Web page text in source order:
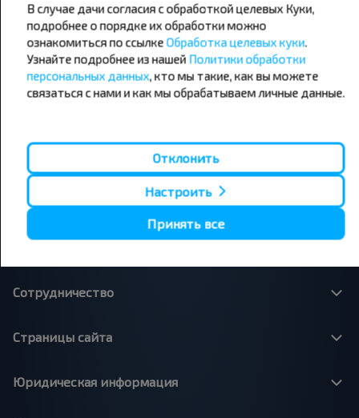
Минск - Могилёв
Минск - Пинск
Минск - Брест
Минск - Гомель
Минск - Бобруйск
Брест - Тересполь
Брест - Беловежская Пуща
Брест - Минск
Варшава - Минск
Санкт-Петербург - Минск
Минск - Вильнюс
Минск - Москва
Москва - Барановичи
Сотрудничество
Страницы сайта
Юридическая информация
В случае дачи согласия с обработкой целевых Куки,
подробнее о порядке их обработки можно
ознакомиться по ссылкеОбработка целевых куки.
Узнайте подробнее из нашей Политики обработки
персональных данных, кто мы такие, как вы можете
связаться с нами и как мы обрабатываем личные данные.
Отклонить
Настроить
Принять все